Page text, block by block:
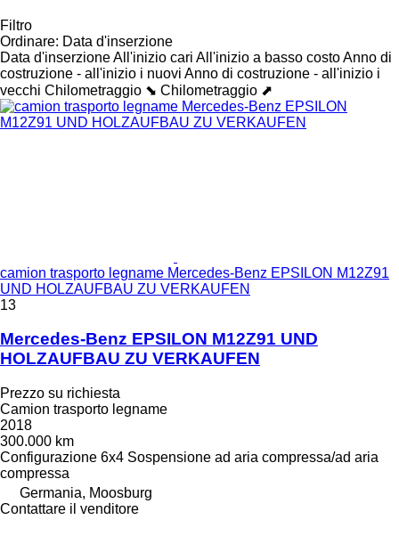
Filtro
Ordinare: Data d'inserzione
Data d'inserzioneAll'inizio cari All'inizio a basso costoAnno di
costruzione - all'inizio i nuovi Anno di costruzione - all'inizio i
vecchi Chilometraggio ⬊ Chilometraggio ⬈
camion trasporto legname Mercedes-Benz EPSILON M12Z91
UND HOLZAUFBAU ZU VERKAUFEN
13
Mercedes-Benz EPSILON M12Z91 UND
HOLZAUFBAU ZU VERKAUFEN
Prezzo su richiesta
Camion trasporto legname
2018
300.000 km
Configurazione 6x4 Sospensione ad aria compressa/ad aria
compressa
Germania, Moosburg
Contattare il venditore